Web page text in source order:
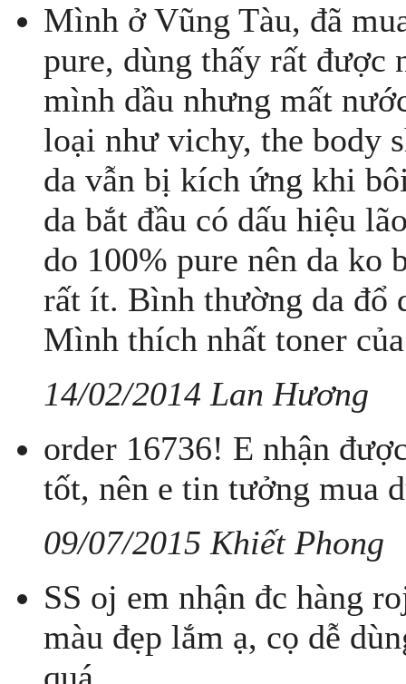
Mình ở Vũng Tàu, đã
pure, dùng thấy rất được
mình dầu nhưng mất
loại như vichy, the body
da vẫn bị kích ứng khi
da bắt đầu có dấu hiệu
do 100% pure nên da ko
rất ít. Bình thường da đổ
Mình thích nhất toner
14/02/2014 Lan Hương
order 16736! E nhận
tốt, nên e tin tưởng mua
09/07/2015 Khiết Phong
SS oj em nhận đc hàng
màu đẹp lắm ạ, cọ dễ